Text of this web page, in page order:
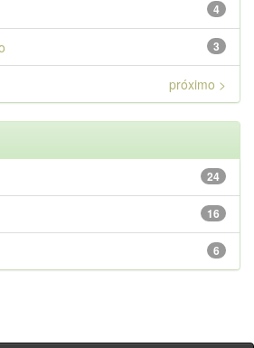
4
3
próximo >
24
16
6